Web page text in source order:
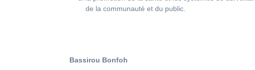
de la communauté et du public.
Bassirou Bonfoh